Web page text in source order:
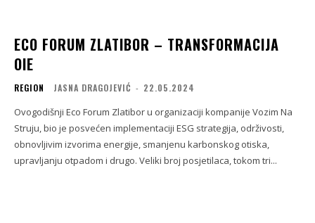
ECO FORUM ZLATIBOR – TRANSFORMACIJA
OIE
REGION JASNA DRAGOJEVIĆ - 22.05.2024
Ovogodišnji Eco Forum Zlatibor u organizaciji kompanije Vozim Na
Struju, bio je posvećen implementaciji ESG strategija, održivosti,
obnovljivim izvorima energije, smanjenu karbonskog otiska,
upravljanju otpadom i drugo. Veliki broj posjetilaca, tokom tri...